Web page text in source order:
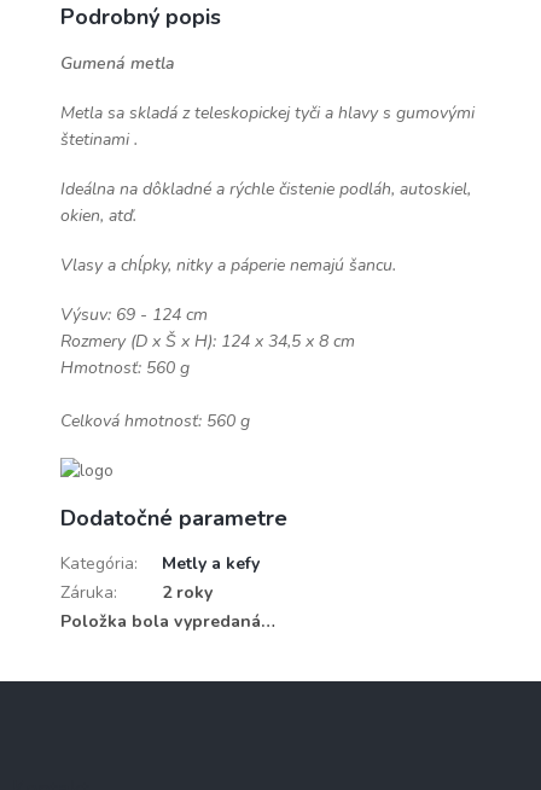
Podrobný popis
Gumená metla
Metla sa skladá z teleskopickej tyči a hlavy s gumovými
štetinami .
Ideálna na dôkladné a rýchle čistenie podláh, autoskiel,
okien, atď.
Vlasy a chĺpky, nitky a páperie nemajú šancu.
Výsuv: 69 - 124 cm
Rozmery (D x Š x H): 124 x 34,5 x 8 cm
Hmotnosť: 560 g
Celková hmotnosť: 560 g
Dodatočné parametre
Kategória:
Metly a kefy
Záruka:
2 roky
Položka bola vypredaná…